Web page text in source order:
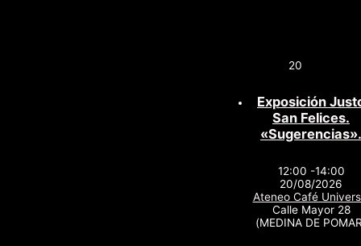
20
Exposición
San Felices.
«Sugerencias».
12:00 -14:00
20/08/2026
Ateneo Café
Calle Mayor 28
(MEDINA DE